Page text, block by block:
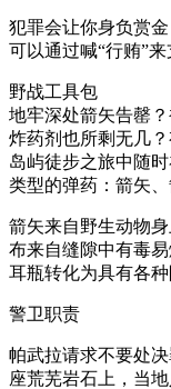
犯罪会让你身负赏
可以通过喊“行贿”来
野战工具包
地牢深处箭矢告罄
炸药剂也所剩无几
岛屿徒步之旅中随
类型的弹药：箭矢、
箭矢来自野生动物
布来自缝隙中有毒
耳瓶转化为具有各
警卫职责
帕武拉请求不要处
座荒芜岩石上，当